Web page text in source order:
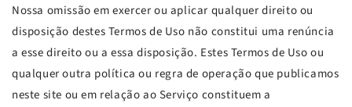
Nossa omissão em exercer ou aplicar qualquer direito ou
disposição destes Termos de Uso não constitui uma renúncia
a esse direito ou a essa disposição. Estes Termos de Uso ou
qualquer outra política ou regra de operação que publicamos
neste site ou em relação ao Serviço constituem a